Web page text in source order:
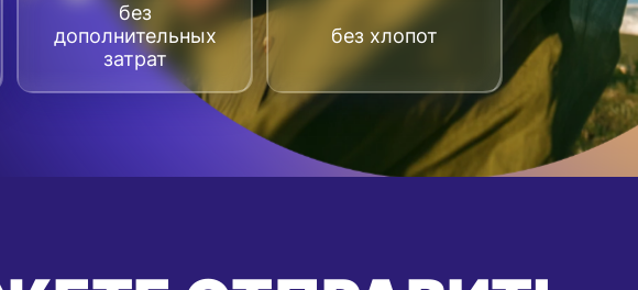
без
дополнительных
затрат
без хлопот